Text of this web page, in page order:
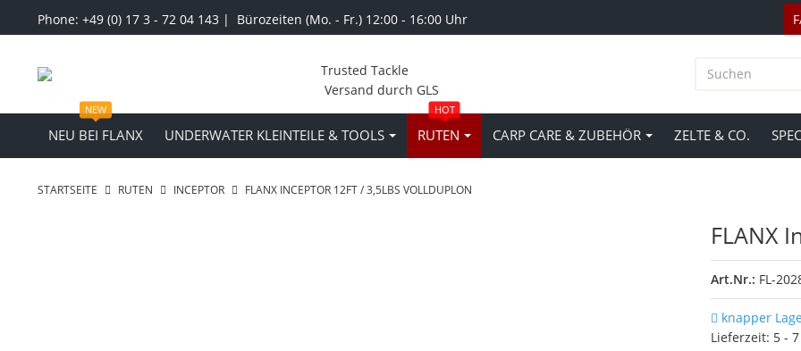
Phone: +49 (0) 17 3 - 72 04 143 | Bürozeiten (Mo. - Fr.) 12:00 - 16:00 Uhr
Trusted Tackle
Versand durch GLS
NEU BEI FLANX
NEW
UNDERWATER KLEINTEILE & TOOLS RUTEN
HOT
CARP CARE & ZUBEHÖR ZELTE & CO.
STARTSEITE RUTEN INCEPTOR FLANX INCEPTOR 12FT / 3,5LBS VOLLDUPLON
FLANX
Art.Nr.: FL-
knapper
Lieferzeit: 5 -